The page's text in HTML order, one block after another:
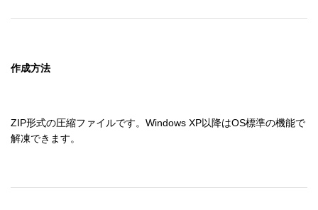
作成方法
ZIP形式の圧縮ファイルです。Windows XP以降はOS標準の機能で
解凍できます。